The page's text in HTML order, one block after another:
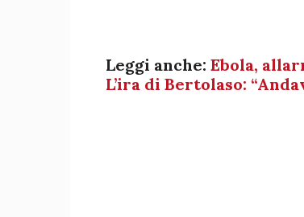
Leggi anche: Ebola,
L’ira di Bertolaso: